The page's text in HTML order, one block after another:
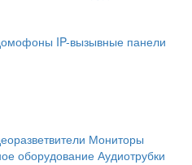
IP-вызывные панели
Мониторы
оборудование Аудиотрубки